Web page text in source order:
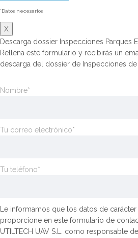
*Datos necesarios
X
Descarga dossier Inspecciones Parques
Rellena este formulario y recibirás un
descarga del dossier de Inspecciones
Nombre*
Tu correo electrónico*
Tu teléfono*
Le informamos que los datos de
proporcione en este formulario de
UTILTECH UAV S.L. como responsable